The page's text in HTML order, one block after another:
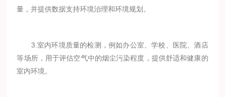
量，并提供数据支持环境治理和环境规划。
3.室内环境质量的检测，例如办公室、学校、医院、酒店
等场所，用于评估空气中的烟尘污染程度，提供舒适和健康的
室内环境。